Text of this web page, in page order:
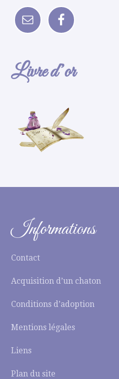
Livre d’or
Informations
Contact
Acquisition d’un chaton
Conditions d’adoption
Mentions légales
Liens
Plan du site